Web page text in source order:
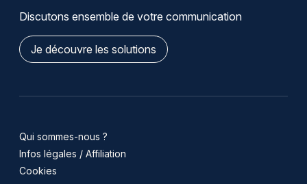
Discutons ensemble de votre communication
Je découvre les solutions
Qui sommes-nous ?
Infos légales / Affiliation
Cookies